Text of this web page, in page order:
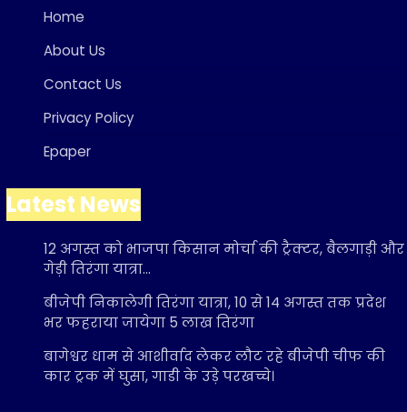
Home
About Us
Contact Us
Privacy Policy
Epaper
Latest News
12 अगस्त को भाजपा किसान मोर्चा की ट्रैक्टर, बैलगाड़ी और
गेड़ी तिरंगा यात्रा…
बीजेपी निकालेगी तिरंगा यात्रा, 10 से 14 अगस्त तक प्रदेश
भर फहराया जायेगा 5 लाख तिरंगा
बागेश्वर धाम से आशीर्वाद लेकर लौट रहे बीजेपी चीफ की
कार ट्रक में घुसा, गाडी के उड़े परखच्चे।